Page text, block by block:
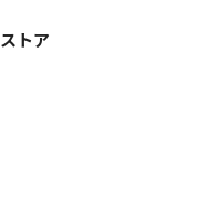
ストア